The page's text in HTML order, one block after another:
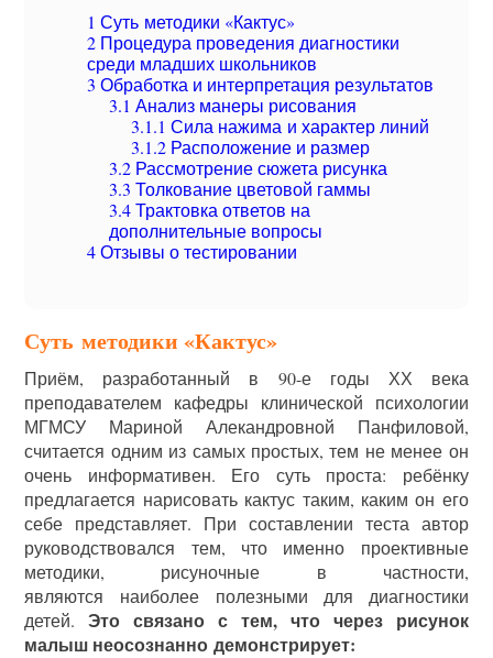
1 Суть методики «Кактус»
2 Процедура проведения диагностики
среди младших школьников
3 Обработка и интерпретация результатов
3.1 Анализ манеры рисования
3.1.1 Сила нажима и характер линий
3.1.2 Расположение и размер
3.2 Рассмотрение сюжета рисунка
3.3 Толкование цветовой гаммы
3.4Трактовка ответов на
дополнительные вопросы
4Отзывы о тестировании
Суть методики «Кактус»
Приём, разработанный в 90-е годы ХХ века
преподавателем кафедры клинической психологии
МГМСУ Мариной Алекандровной Панфиловой,
считается одним из самых простых, тем не менее он
очень информативен. Его суть проста: ребёнку
предлагается нарисовать кактус таким, каким он его
себе представляет. При составлении теста автор
руководствовался тем, что именно проективные
методики, рисуночные в частности,
являются наиболее полезными для диагностики
детей.
Это связано с тем, что через рисунок
малыш неосознанно демонстрирует: